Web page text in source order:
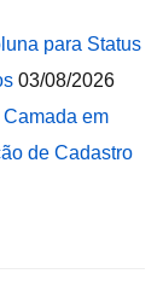
para Status
03/08/2026
em
de Cadastro